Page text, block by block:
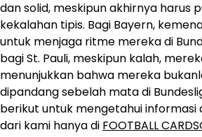
dan solid, meskipun akhirnya harus
kekalahan tipis. Bagi Bayern,
untuk menjaga ritme mereka di
bagi St. Pauli, meskipun kalah,
menunjukkan bahwa mereka
dipandang sebelah mata di
berikut untuk mengetahui
dari kami hanya di FOOTBALL